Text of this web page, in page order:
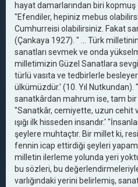
hayat damarlarından biri
"Efendiler, hepiniz mebus
Cumhurreisi olabilirsiniz. Fakat
(Çankaya 1927). " ... Türk
sanatları sevmek ve onda
milletimizin Güzel Sanatlara
türlü vasıta ve tedbirlerle
ülkümüzdür.' (10. Yıl
sanatkârdan mahrum ise, tam
"Sanatkâr, cemiyette, uzun cehit
ışığı ilk hisseden insandır.'
şeylere muhtaçtır. Bir millet ki,
fennin icap ettirdiği şeyleri
milletin ilerleme yolunda yeri
bu sözleri, bu
varlığındaki yerini belirlemiş,